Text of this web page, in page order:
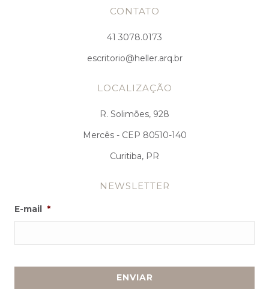
CONTATO
41 3078.0173
escritorio@heller.arq.br
LOCALIZAÇÃO
R. Solimões, 928
Mercês - CEP 80510-140
Curitiba, PR
NEWSLETTER
E-mail *